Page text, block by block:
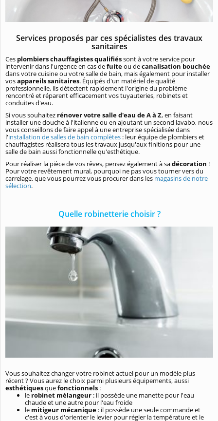
Services proposés par ces spécialistes des travaux
sanitaires
Ces plombiers chauffagistes qualifiéssont à votre service pour
intervenir dans l'urgence en cas defuiteou decanalisation bouchée
dans votre cuisine ou votre salle de bain, mais également pour installer
vosappareils sanitaires. Équipés d'un matériel de qualité
professionnelle, ils détectent rapidement l'origine du problème
rencontré et réparent efficacement vos tuyauteries, robinets et
conduites d'eau.
Si vous souhaitez rénover votre salle d'eau de A à Z, en faisant
installer une douche à l'italienne ou en ajoutant un second lavabo, nous
vous conseillons de faire appel à une entreprise spécialisée dans
l'installation de salles de bain complètes : leur équipe de plombiers et
chauffagistes réalisera tous les travaux jusqu'aux finitions pour une
salle de bain aussi fonctionnelle qu'esthétique.
Pour réaliser la pièce de vos rêves, pensez également à sadécoration !
Pour votre revêtement mural, pourquoi ne pas vous tourner vers du
carrelage, que vous pourrez vous procurer dans les magasins de notre
sélection.
Quelle robinetterie choisir ?
Vous souhaitez changer votre robinet actuel pour un modèle plus
récent ? Vous aurez le choix parmi plusieurs équipements, aussi
esthétiquesquefonctionnels :
le robinet mélangeur : il possède une manette pour l'eau
chaude et une autre pour l'eau froide
le mitigeur mécanique : il possède une seule commande et
c'est à vous d'orienter le levier pour régler la température et le